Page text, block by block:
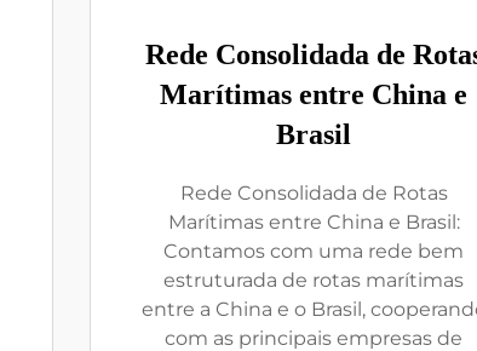
Rede Consolidada de
Marítimas entre China e
Brasil
Rede Consolidada de Rotas
Marítimas entre China e Brasil:
Contamos com uma rede bem
estruturada de rotas marítimas
entre a China e o Brasil,
com as principais empresas de